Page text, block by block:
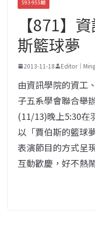
593-955期
【871】
斯籃球夢
2013-11-18 Editor｜
由資訊學院的資工
子五系學會聯合舉
(11/13)晚上5:30在
以「賈伯斯的籃球
表演節目的方式呈
互動歡慶，好不熱